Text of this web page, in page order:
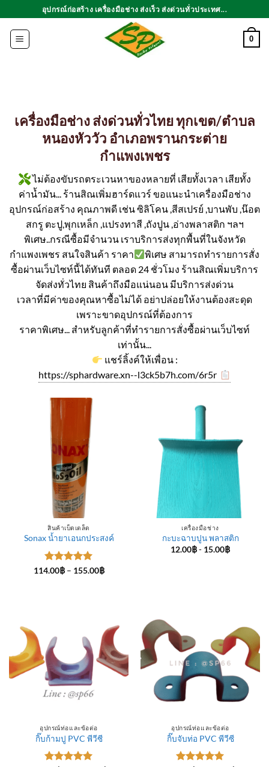
ไป
เนื้อหา
อุปกรณ์ก่อสร้าง เครื่องมือช่าง ส่งเร็ว ส่งด่วนทั่วประเทศ...
0
เครื่องมือช่าง ส่งด่วนทั่วไทย ทุกเขต/ตำบล
หนองหัววัว อำเภอพรานกระต่าย
กำแพงเพชร
ไม่ต้องขับรถตระเวนหาของหลายที่ เสียทั้งเวลา เสียทั้ง
ค่าน้ำมัน... ร้านสิณเพิ่มฮาร์ดแวร์ ขอแนะนำเครื่องมือช่าง
อุปกรณ์ก่อสร้าง คุณภาพดี เช่น ซิลิโคน ,สีสเปรย์ ,บานพับ ,น๊อต
สกรู ตะปู,พุกเหล็ก ,แปรงทาสี ,ถังปูน ,อ่างพลาสติก ฯลฯ
พิเศษ..กรณีซื้อมีจำนวน เราบริการส่งทุกพื้นที่ในจังหวัด
กำแพงเพชร สนใจสินค้า ราคา
พิเศษ สามารถทำรายการสั่ง
ซื้อผ่านเว็บไซท์นี้ได้ทันที ตลอด 24 ชั่วโมง ร้านสิณเพิ่มบริการ
จัดส่งทั่วไทย สินค้าถึงมือแน่นอน มีบริการส่งด่วน
เวลาที่มีค่าของคุณหาซื้อไม่ได้ อย่าปล่อยให้งานต้องสะดุด
เพราะขาดอุปกรณ์ที่ต้องการ
ราคาพิเศษ... สำหรับลูกค้าที่ทำรายการสั่งซื้อผ่านเว็บไซท์
เท่านั้น...
แชร์ลิ้งค์ให้เพื่อน :
https://sphardware.xn--l3ck5b7h.com/6r5r
สินค้าเบ็ดเตล็ด
Sonax น้ำยาเอนกประสงค์
ให้คะแนน
114.00฿ – 155.00฿Price
เครื่องมือช่าง
กะบะฉาบปูน พลาสติก
12.00฿- 15.00฿
อุปกรณ์ท่อและข้อต่อ
กิ๊บก้ามปู PVC พีวีซี
อุปกรณ์ท่อและข้อต่อ
กิ๊บจับท่อ PVC พีวีซี